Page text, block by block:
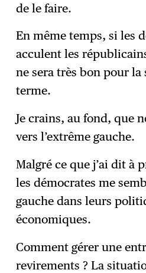
de le faire.
En même temps, si les
acculent les
ne sera très bon pour
terme.
Je crains, au fond, que
vers l’extrême gauche.
Malgré ce que j’ai dit à
les démocrates me
gauche dans leurs
économiques.
Comment gérer une
revirements ? La